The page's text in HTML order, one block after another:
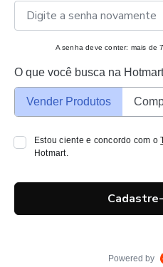
A senha deve conter: mais de
O que você busca na
Vender Produtos
Estou ciente e concordo com o
Hotmart.
Powered by